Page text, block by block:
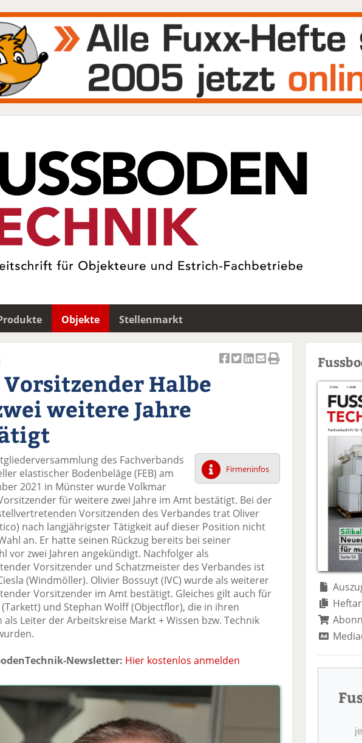
Objekte
Stellenmarkt
F
ac
e
o
o
k
te
e
n
tt
er
Li
n
di
n
te
n
E
m
v
er
se
e
n
ck
e
Vorsitzender Halbe
weitere Jahre
Firmeninfos
des Fachverbands
elastischer Bodenbeläge (FEB) am
2021 in Münster wurde Volkmar
für weitere zwei Jahre im Amt bestätigt. Bei der
Vorsitzenden des Verbandes trat Oliver
nach langjährigster Tätigkeit auf dieser Position nicht
an. Er hatte seinen Rückzug bereits bei seiner
vor zwei Jahren angekündigt. Nachfolger als
Vorsitzender und Schatzmeister des Verbandes ist
(Windmöller). Olivier Bossuyt (IVC) wurde als weiterer
Vorsitzender im Amt bestätigt. Gleiches gilt auch für
und Stephan Wolff (Objectflor), die in ihren
als Leiter der Arbeitskreise Markt + Wissen bzw. Technik
Newsletter: Hier kostenlos anmelden